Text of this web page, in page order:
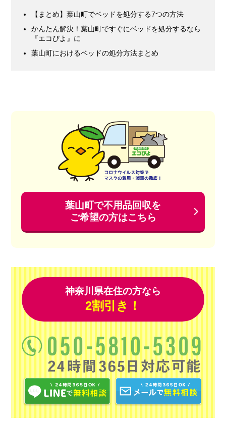
【まとめ】葉山町でベッドを処分する7つの方法
かんたん解決！葉山町ですぐにベッドを処分するなら
『エコぴよ』に
葉山町におけるベッドの処分方法まとめ
葉山町で不用品回収を
ご希望の方はこちら
神奈川県在住の方なら
2割引き！